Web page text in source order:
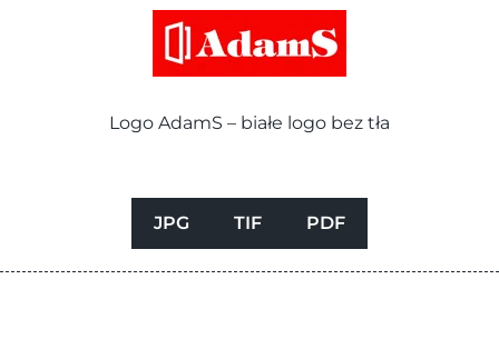
Logo AdamS – białe logo bez tła
JPG TIF PDF